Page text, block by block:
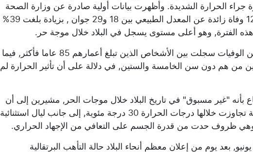
جراء الحرارة الشديدة. وأظهرت بيانات أولية صادرة عن وزارة الصحة
البلجيكية أن البلاد سجلت 1222 وفاة زائدة عن المعدل الطبيعي بين 18 و29 جوان , بزيادة بلغت 39%
هذه الفترة, وهو أعلى مستوى يسجل في البلاد خلال موجة حر.
وأكدت الوزارة أن نحو 530 من الوفيات سجلت بين الأشخاص الذين تبلغ أعمارهم 85 عاما فأكثر, فيما
وفاة زائدة بين من هم دون سن الخامسة والستين, في دلالة على أن تأثير الحرارة لم
بأنه "غير مسبوق" في تاريخ البلاد خلال موجات الحر, مشيرين إلى أن
بلجيكا شهدت سبعة أيام متتالية تجاوزت خلالها درجات الحرارة 30 درجة مئوية, إلى جانب ليال استثنائية
وهي ظروف حدت من قدرة الجسم على التعافي من الإجهاد الحراري.
وبلغت الوفيات ذروتها في 27 يونيو, بعد يوم من إعلان معظم أنحاء البلاد حالة التأهب البرتقالية